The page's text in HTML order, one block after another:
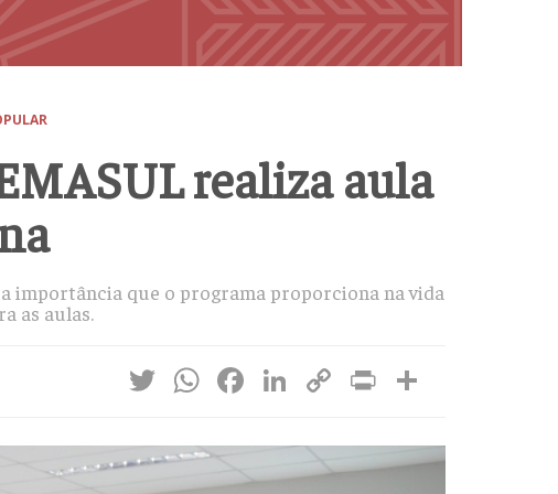
realiza aula
importância que o programa proporciona na vida
as aulas.
Twitter
WhatsApp
Facebook
LinkedIn
CopyPrint